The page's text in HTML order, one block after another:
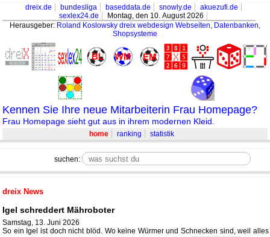
dreix.de bundesliga baseddata.de snowly.de
akuezufi.de
sexlex24.de
Montag, den 10. August 2026
Herausgeber: Roland Koslowsky dreix webdesign Webseiten, Datenbanken,
Shopsysteme
Kennen Sie Ihre neue Mitarbeiterin Frau Homepage?
Frau Homepage sieht gut aus in ihrem modernen Kleid.
home ranking statistik
suchen:
dreix News
Igel schreddert Mähroboter
Samstag, 13. Juni 2026
So ein Igel ist doch nicht blöd. Wo keine Würmer und Schnecken sind, weil alles